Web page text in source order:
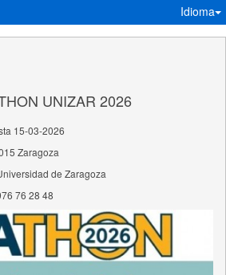
Idioma
UNIZAR 2026
15-03-2026
Zaragoza
de Zaragoza
76 28 48